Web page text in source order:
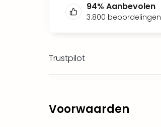
94% Aanbevolen
3.800 beoordelingen
Trustpilot
Voorwaarden